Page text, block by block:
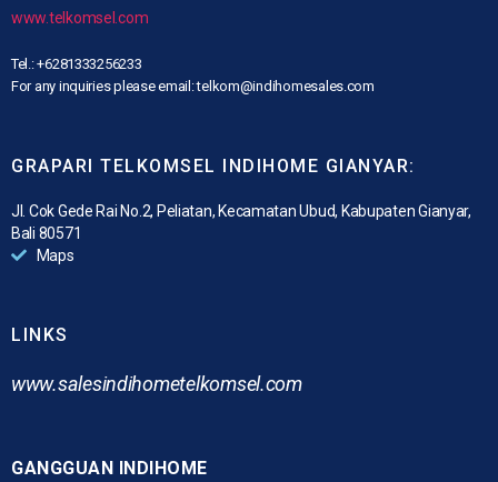
www.telkomsel.com
Tel.: +6281333256233
For any inquiries please email: telkom@indihomesales.com
GRAPARI TELKOMSEL INDIHOME GIANYAR:
Jl. Cok Gede Rai No.2, Peliatan, Kecamatan Ubud, Kabupaten Gianyar,
Bali 80571
Maps
LINKS
www.salesindihometelkomsel.com
GANGGUAN INDIHOME